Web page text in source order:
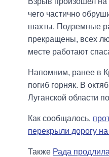
чего частично
шахты. Подземные
прекращены, всех
месте работают
Напомним, ранее в
погиб горняк. В
Луганской области
Как сообщалось,
перекрыли дорогу
Также Рада